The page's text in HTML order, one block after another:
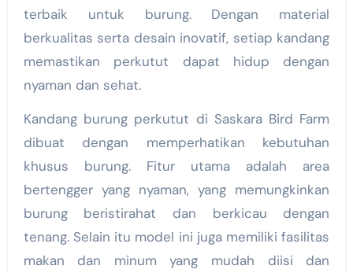
terbaik untuk burung. Dengan material
berkualitas serta desain inovatif, setiap kandang
memastikan perkutut dapat hidup dengan
nyaman dan sehat.
Kandang burung perkutut di Saskara Bird Farm
dibuat dengan memperhatikan kebutuhan
khusus burung. Fitur utama adalah area
bertengger yang nyaman, yang memungkinkan
burung beristirahat dan berkicau dengan
tenang. Selain itu model ini juga memiliki fasilitas
makan dan minum yang mudah diisi dan